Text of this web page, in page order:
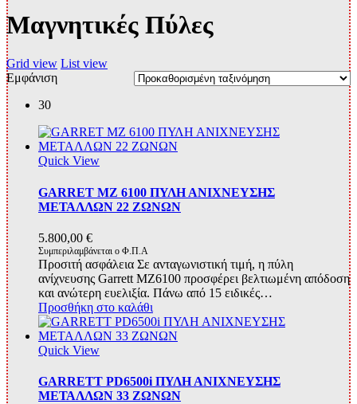
Μαγνητικές Πύλες
Grid view List view
Εμφάνιση
30
Quick View
GARRET MZ 6100 ΠΥΛΗ ΑΝΙΧΝΕΥΣΗΣ
ΜΕΤΑΛΛΩΝ 22 ΖΩΝΩΝ
5.800,00 €
Συμπεριλαμβάνεται ο Φ.Π.Α
Προσιτή ασφάλεια Σε ανταγωνιστική τιμή, η πύλη
ανίχνευσης Garrett MZ6100 προσφέρει βελτιωμένη απόδοση
και ανώτερη ευελιξία. Πάνω από 15 ειδικές…
Προσθήκη στο καλάθι
Quick View
GARRETT PD6500i ΠΥΛΗ ΑΝΙΧΝΕΥΣΗΣ
ΜΕΤΑΛΛΩΝ 33 ΖΩΝΩΝ